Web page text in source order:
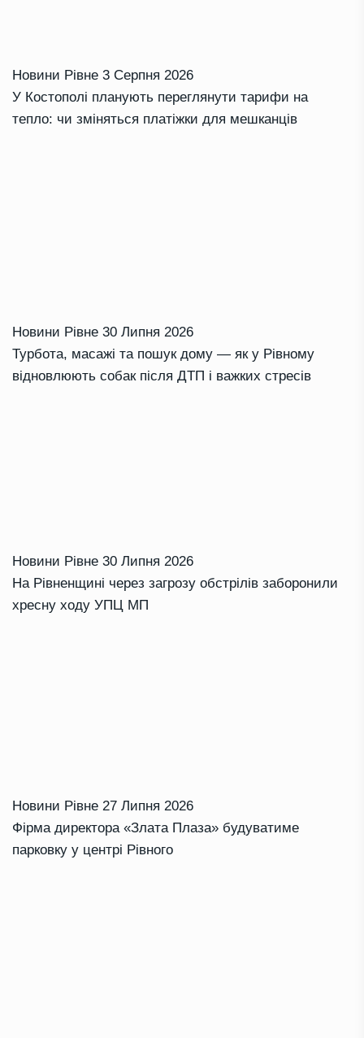
Новини Рівне 3 Серпня 2026
У Костополі планують переглянути тарифи на
тепло: чи зміняться платіжки для мешканців
Новини Рівне 30 Липня 2026
Турбота, масажі та пошук дому — як у Рівному
відновлюють собак після ДТП і важких стресів
Новини Рівне 30 Липня 2026
На Рівненщині через загрозу обстрілів заборонили
хресну ходу УПЦ МП
Новини Рівне 27 Липня 2026
Фірма директора «Злата Плаза» будуватиме
парковку у центрі Рівного